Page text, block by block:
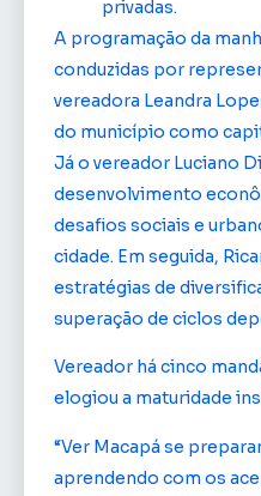
privadas.
A programação da
conduzidas por
vereadora Leandra
do município como
Já o vereador Luciano
desenvolvimento
desafios sociais e
cidade. Em seguida,
estratégias de
superação de ciclos
Vereador há cinco
elogiou a maturidade
“Ver Macapá se
aprendendo com os